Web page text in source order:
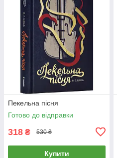
Пекельна пісня
Готово до відправки
318 ₴ 530 ₴
Купити